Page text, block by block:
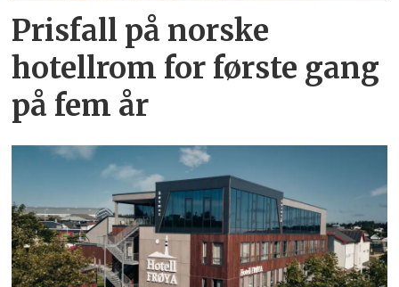
Prisfall på norske
hotellrom for første gang
på fem år